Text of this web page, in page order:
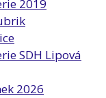
2019
SDH Lipová
2026